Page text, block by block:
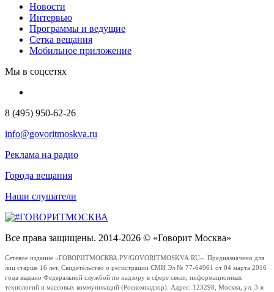
Новости
Интервью
Программы и ведущие
Сетка вещания
Мобильное приложение
Мы в соцсетях
8 (495) 950-62-26
info@govoritmoskva.ru
Реклама на радио
Города вещания
Наши слушатели
Все права защищены. 2014-2026 © «Говорит Москва»
Сетевое издание «ГОВОРИТМОСКВА.РУ/GOVORITMOSKVA.RU». Предназначено для
лиц старше 16 лет. Свидетельство о регистрации СМИ Эл № 77-64961 от 04 марта 2016
года выдано Федеральной службой по надзору в сфере связи, информационных
технологий и массовых коммуникаций (Роскомнадзор). Адрес: 123298, Москва, ул. 3-я